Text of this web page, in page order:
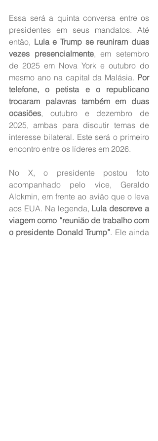
Essa será a quinta conversa entre os
presidentes em seus mandatos. Até
então, Lula e Trump se reuniram duas
vezes presencialmente, em setembro
de 2025 em Nova York e outubro do
mesmo ano na capital da Malásia. Por
telefone, o petista e o republicano
trocaram palavras também em duas
ocasiões, outubro e dezembro de
2025, ambas para discutir temas de
interesse bilateral. Este será o primeiro
encontro entre os líderes em 2026.
No X, o presidente postou foto
acompanhado pelo vice, Geraldo
Alckmin, em frente ao avião que o leva
aos EUA. Na legenda, Lula descreve a
viagem como “reunião de trabalho com
o presidente Donald Trump”. Ele ainda